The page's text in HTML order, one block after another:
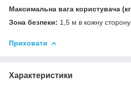
Максимальна вага користувача
Зона безпеки: 1,5 м в кожну сторону
Приховати
Характеристики